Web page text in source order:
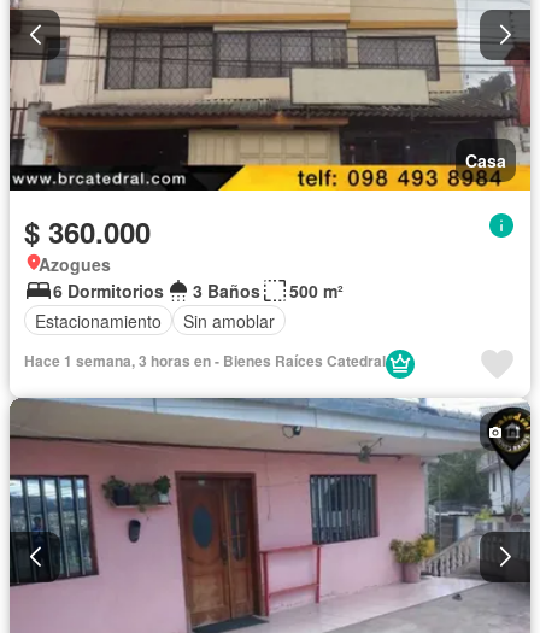
Casa
$ 360.000
Azogues
6 Dormitorios
3 Baños
500 m²
Estacionamiento
Sin amoblar
Hace 1 semana, 3 horas en - Bienes Raíces Catedral